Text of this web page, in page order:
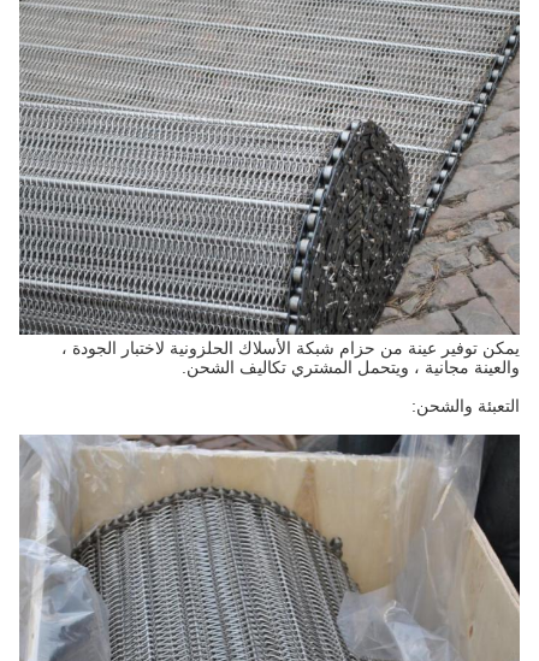
يمكن توفير عينة من حزام شبكة الأسلاك الحلزونية لاختبار الجودة ،
والعينة مجانية ، ويتحمل المشتري تكاليف الشحن.
التعبئة والشحن: